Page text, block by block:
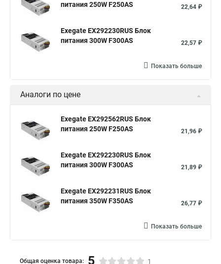
питания 250W F250AS
22,64 ₽
Exegate EX292230RUS Блок
питания 300W F300AS
22,57 ₽
Показать больше
Аналоги по цене
Exegate EX292562RUS Блок
питания 250W F250AS
21,96 ₽
Exegate EX292230RUS Блок
питания 300W F300AS
21,89 ₽
Exegate EX292231RUS Блок
питания 350W F350AS
26,77 ₽
Показать больше
Общая оценка товара: 5 1